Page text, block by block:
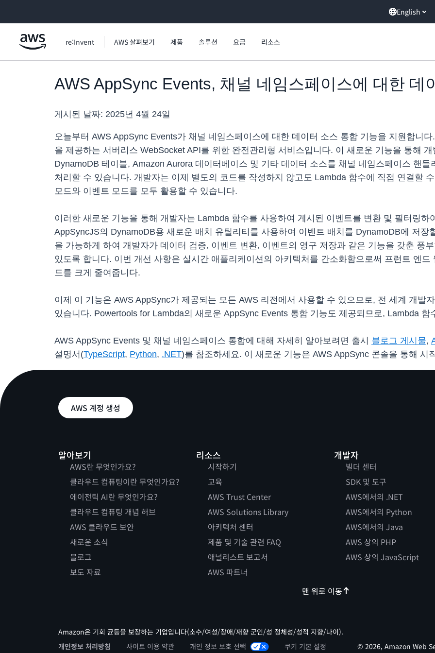
English
re:Invent AWS 살펴보기 제품 솔루션 요금 리소스
AWS AppSync Events, 채널 네임스페이스에 대한 데
게시된 날짜: 2025년 4월 24일
오늘부터 AWS AppSync Events가 채널 네임스페이스에 대한 데이터 소스 통합 기능을 지원합니
을 제공하는 서버리스 WebSocket API를 위한 완전관리형 서비스입니다. 이 새로운 기능을 통해
DynamoDB 테이블, Amazon Aurora 데이터베이스 및 기타 데이터 소스를 채널 네임스페이스 핸
처리할 수 있습니다. 개발자는 이제 별도의 코드를 작성하지 않고도 Lambda 함수에 직접 연결할
모드와 이벤트 모드를 모두 활용할 수 있습니다.
이러한 새로운 기능을 통해 개발자는 Lambda 함수를 사용하여 게시된 이벤트를 변환 및 필터링
AppSyncJS의 DynamoDB용 새로운 배치 유틸리티를 사용하여 이벤트 배치를 DynamoDB에 저
을 가능하게 하여 개발자가 데이터 검증, 이벤트 변환, 이벤트의 영구 저장과 같은 기능을 갖춘 풍
있도록 합니다. 이번 개선 사항은 실시간 애플리케이션의 아키텍처를 간소화함으로써 프런트 엔
드를 크게 줄여줍니다.
이제 이 기능은 AWS AppSync가 제공되는 모든 AWS 리전에서 사용할 수 있으므로, 전 세계 개발
있습니다. Powertools for Lambda의 새로운 AppSync Events 통합 기능도 제공되므로, Lambda
AWS AppSync Events 및 채널 네임스페이스 통합에 대해 자세히 알아보려면 출시 블로그 게시물,
설명서(TypeScript, Python, .NET)를 참조하세요. 이 새로운 기능은 AWS AppSync 콘솔을 통해 시
AWS 계정 생성
알아보기
AWS란 무엇인가요?
클라우드 컴퓨팅이란 무엇인가요?
에이전틱 AI란 무엇인가요?
클라우드 컴퓨팅 개념 허브
AWS 클라우드 보안
새로운 소식
블로그
보도 자료
리소스
시작하기
교육
AWS Trust Center
AWS Solutions Library
아키텍처 센터
제품 및 기술 관련 FAQ
애널리스트 보고서
AWS 파트너
개발자
빌더 센터
SDK 및 도구
AWS에서의 .NET
AWS에서의 Python
AWS에서의 Java
AWS 상의 PHP
AWS 상의 JavaScript
맨 위로 이동
Amazon은 기회 균등을 보장하는 기업입니다(소수/여성/장애/재향 군인/성 정체성/성적 지향/나이).
개인정보 처리방침
사이트 이용 약관 개인 정보 보호 선택 쿠키 기본 설정 © 2026, Amazon Web